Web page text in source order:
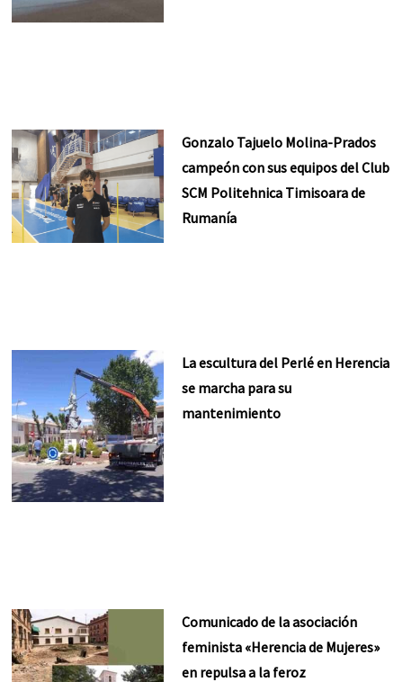
Gonzalo Tajuelo Molina-Prados
campeón con sus equipos del Club
SCM Politehnica Timisoara de
Rumanía
La escultura del Perlé en Herencia
se marcha para su
mantenimiento
Comunicado de la asociación
feminista «Herencia de Mujeres»
en repulsa a la feroz